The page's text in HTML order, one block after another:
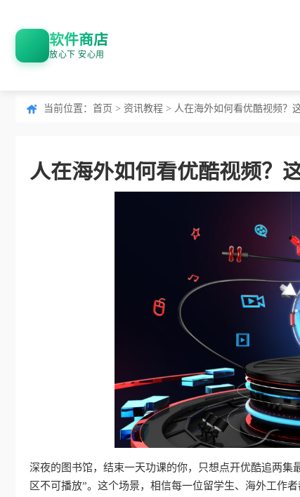
软件商店
放心下 安心用
当前位置： 首页 > 资讯教程 > 人在海外如何看优酷视频？
人在海外如何看优酷视频？
深夜的图书馆，结束一天功课的你，只想点开优酷追两
区不可播放”。这个场景，相信每一位留学生、海外工作